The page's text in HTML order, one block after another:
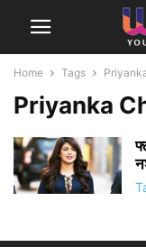
Home Tags
Priyanka